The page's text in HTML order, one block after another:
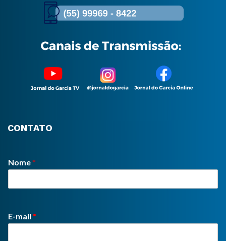
CONTATO
Nome*
E-mail *